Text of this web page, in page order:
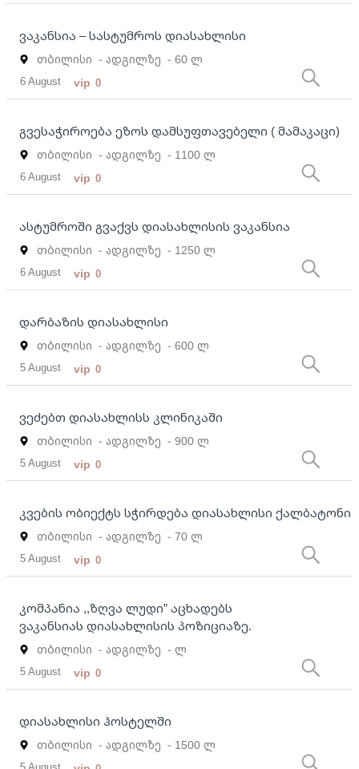
ვაკანსია – სასტუმროს დიასახლისი
თბილისი - ადგილზე - 60 ლ
6 August vip 0
გვესაჭიროება ეზოს დამსუფთავებელი ( მამაკაცი)
თბილისი - ადგილზე - 1100 ლ
6 August vip 0
ასტუმროში გვაქვს დიასახლისის ვაკანსია
თბილისი - ადგილზე - 1250 ლ
6 August vip 0
დარბაზის დიასახლისი
თბილისი - ადგილზე - 600 ლ
5 August vip 0
ვეძებთ დიასახლისს კლინიკაში
თბილისი - ადგილზე - 900 ლ
5 August vip 0
კვების ობიექტს სჭირდება დიასახლისი ქალბატონი
თბილისი - ადგილზე - 70 ლ
5 August vip 0
კომპანია ,,ზღვა ლუდი” აცხადებს
ვაკანსიას დიასახლისის პოზიციაზე.
თბილისი - ადგილზე - ლ
5 August vip 0
დიასახლისი ჰოსტელში
თბილისი - ადგილზე - 1500 ლ